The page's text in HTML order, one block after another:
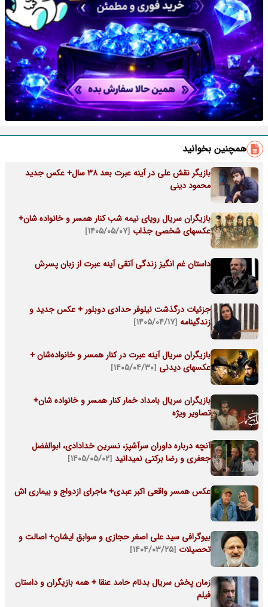
همچنین بخوانید
بازیگر نقش علی در آینه عبرت بعد 38 سال+ عکس جدید
محمود دینی
بازیگران سریال رویای نیمه شب کنار همسر و خانواده شان+
عکسهای شخصی جذاب [۱۴۰۵/۰۵/۰۷]
داستان غم انگیز زندگی آتقی آینه عبرت از زبان پسرش
جزئیات درگذشت نیلوفر حدادی دوبلور + عکس جدید و
زندگینامه [۱۴۰۵/۰۴/۱۷]
بازیگران سریال آینه عبرت در کنار همسر و خانواده‌شان +
عکسهای دیدنی [۱۴۰۵/۰۴/۳۰]
بازیگران سریال بامداد خمار کنار همسر و خانواده شان+
تصاویر ویژه
آنچه درباره داوران سرآشپز، نسرین خدادادی، ابوالفضل
جعفری و رضا برکتی نمیدانید [۱۴۰۵/۰۵/۰۲]
عکس همسر واقعی اکبر عبدی+ ماجرای ازدواج و بیماری اش
بیوگرافی سید علی اصغر حجازی و سوابق ایشان+ اصالت و
تحصیلات [۱۴۰۴/۰۳/۲۵]
زمان پخش سریال بدنام حامد عنقا + همه بازیگران و داستان
فیلم